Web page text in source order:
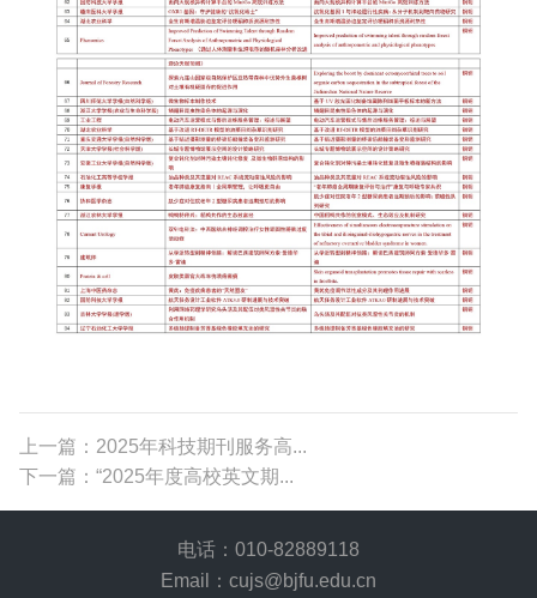
上一篇：2025年科技期刊服务高...
下一篇：“2025年度高校英文期...
电话：010-82889118
Email：cujs@bjfu.edu.cn